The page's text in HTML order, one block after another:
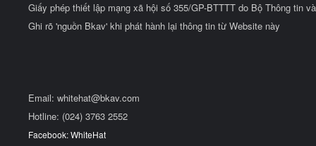
Giấy phép thiết lập mạng xã hội số 355/GP-BTTTT do Bộ Thông tin
Ghi rõ 'nguồn Bkav' khi phát hành lại thông tin từ Website này
Email: whitehat@bkav.com
Hotline: (024) 3763 2552
Facebook: WhiteHat